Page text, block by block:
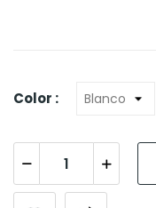
Color :